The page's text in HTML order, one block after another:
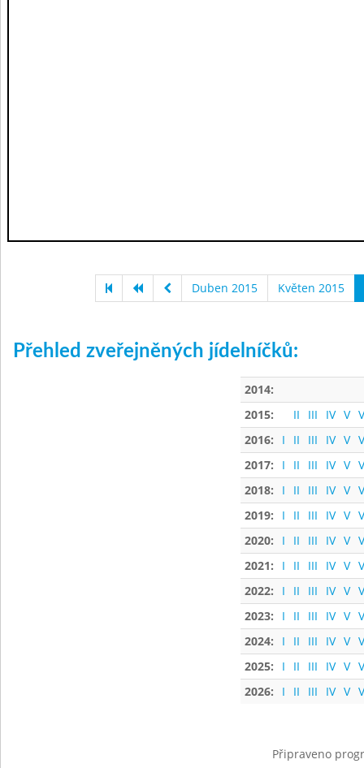
Duben 2015 Květen 2015
Přehled zveřejněných jídelníčků:
2014:
2015:
II III IV V
2016:
I II III IV V
2017:
I II III IV V
2018:
I II III IV V
2019:
I II III IV V
2020:
I II III IV V
2021:
I II III IV V
2022:
I II III IV V
2023:
I II III IV V
2024:
I II III IV V
2025:
I II III IV V
2026:
I II III IV V
Připraveno